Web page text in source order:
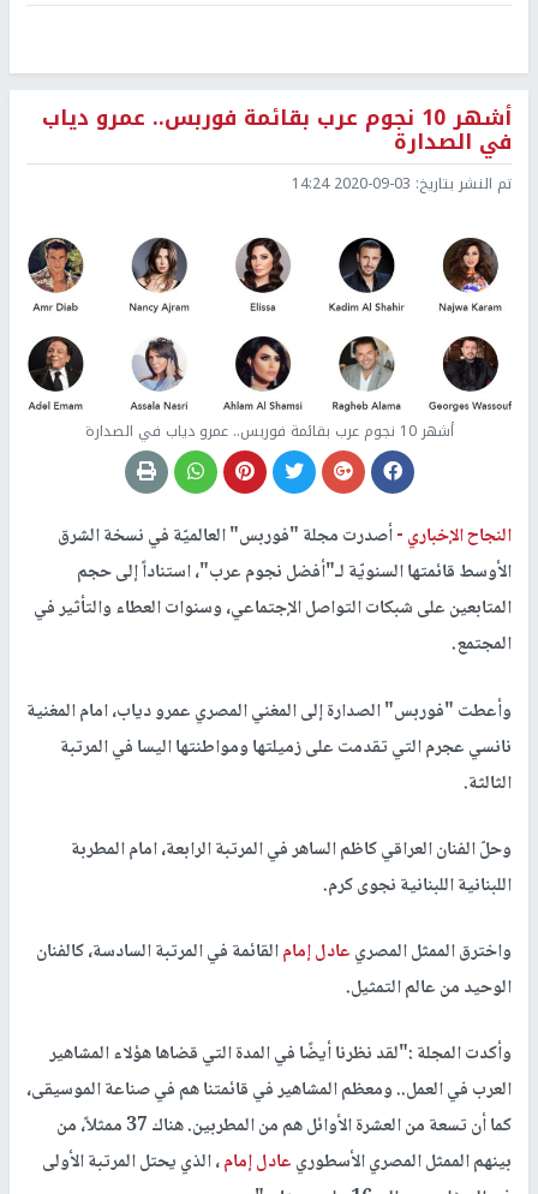
أشهر 10 نجوم عرب بقائمة فوربس.. عمرو دياب
في الصدارة
تم النشر بتاريخ: 2020-09-03 14:24
أشهر 10 نجوم عرب بقائمة فوربس.. عمرو دياب في الصدارة
النجاح الإخباري -أصدرت مجلة "فوربس" العالميّة في نسخة الشرق
الأوسط قائمتها السنويّة لـ"أفضل نجوم عرب"، استناداً إلى حجم
المتابعين على شبكات التواصل الإجتماعي، وسنوات العطاء والتأثير في
المجتمع.
وأعطت "فوربس" الصدارة إلى المغني المصري عمرو دياب، امام المغنية
نانسي عجرم التي تقدمت على زميلتها ومواطنتها اليسا في المرتبة
الثالثة.
وحلّ الفنان العراقي كاظم الساهر في المرتبة الرابعة، امام المطربة
اللبنانية اللبنانية نجوى كرم.
واخترق الممثل المصريعادل إمامالقائمة في المرتبة السادسة، كالفنان
الوحيد من عالم التمثيل.
وأكدت المجلة :"لقد نظرنا أيضًا في المدة التي قضاها هؤلاء المشاهير
العرب في العمل.. ومعظم المشاهير في قائمتنا هم في صناعة الموسيقى،
كما أن تسعة من العشرة الأوائل هم من المطربين. هناك 37 ممثلاً، من
بينهم الممثل المصري الأسطوريعادل إمام، الذي يحتل المرتبة الأولى